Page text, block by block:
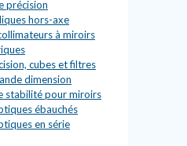
précision
hors-axe
à miroirs
cubes et filtres
dimension
stabilité pour miroirs
ébauchés
en série